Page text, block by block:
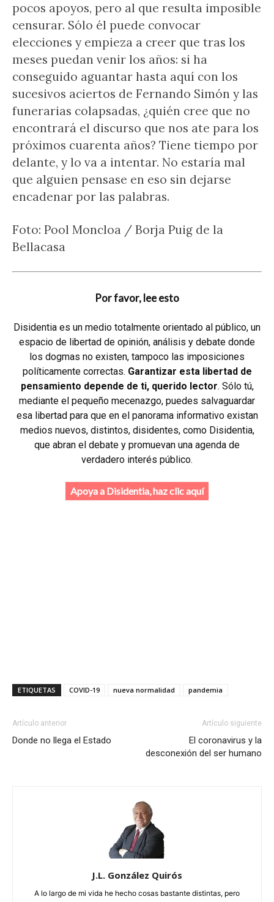
pocos apoyos, pero al que resulta imposible
censurar. Sólo él puede convocar
elecciones y empieza a creer que tras los
meses puedan venir los años: si ha
conseguido aguantar hasta aquí con los
sucesivos aciertos de Fernando Simón y las
funerarias colapsadas, ¿quién cree que no
encontrará el discurso que nos ate para los
próximos cuarenta años? Tiene tiempo por
delante, y lo va a intentar. No estaría mal
que alguien pensase en eso sin dejarse
encadenar por las palabras.
Foto: Pool Moncloa / Borja Puig de la
Bellacasa
Por favor, lee esto
Disidentia es un medio totalmente orientado al público, un
espacio de libertad de opinión, análisis y debate donde
los dogmas no existen, tampoco las imposiciones
políticamente correctas. Garantizar esta libertad de
pensamiento depende de ti, querido lector. Sólo tú,
mediante el pequeño mecenazgo, puedes salvaguardar
esa libertad para que en el panorama informativo existan
medios nuevos, distintos, disidentes, como Disidentia,
que abran el debate y promuevan una agenda de
verdadero interés público.
Apoya a Disidentia, haz clic aquí
ETIQUETAS COVID-19 nueva normalidad pandemia
Artículo anterior
Donde no llega el Estado
Artículo siguiente
El coronavirus y la
desconexión del ser humano
J.L. González Quirós
A lo largo de mi vida he hecho cosas bastante distintas, pero